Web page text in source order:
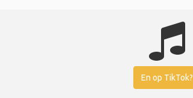
En op TikTok?